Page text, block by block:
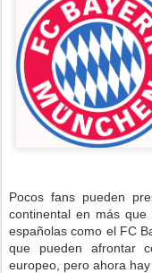
Pocos fans pueden
continental en más
españolas como el FC
que pueden afrontar
europeo, pero ahora